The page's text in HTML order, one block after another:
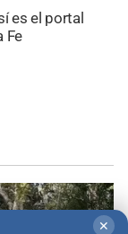
es el portal
Fe
✕